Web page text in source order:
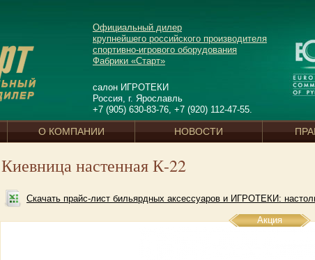
Официальный дилер
крупнейшего российского производителя
спортивно-игрового оборудования
Фабрики «Старт»
салон ИГРОТЕКИ
Россия, г. Ярославль
+7 (905) 630-83-76, +7 (920) 112-47-55.
О КОМПАНИИ НОВОСТИ
Киевница настенная К-22
Скачать прайс-лист бильярдных аксессуаров и ИГРОТЕКИ:
Акция